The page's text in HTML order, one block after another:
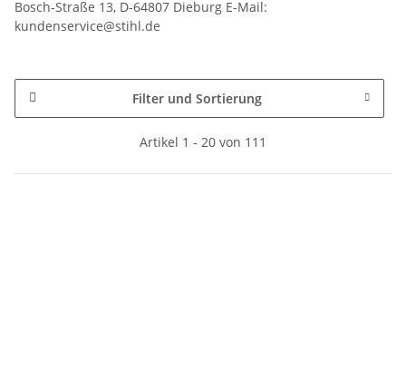
Bosch-Straße 13, D-64807 Dieburg E-Mail:
kundenservice@stihl.de
Filter und Sortierung
Artikel 1 - 20 von 111